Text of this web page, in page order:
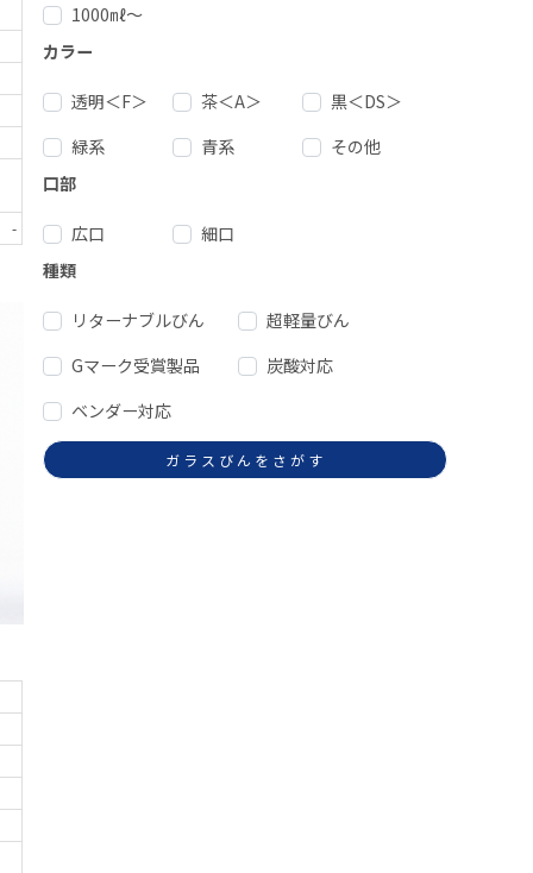
-
1000㎖～
カラー
透明＜F＞ 茶＜A＞
黒＜DS＞
緑系
青系
その他
口部
広口
細口
種類
リターナブルびん
超軽量びん
Gマーク受賞製品
炭酸対応
ベンダー対応
ガラスびんをさがす